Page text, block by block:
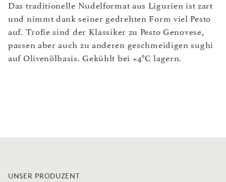
Das traditionelle Nudelformat aus Ligurien ist zart
und nimmt dank seiner gedrehten Form viel Pesto
auf. Trofie sind der Klassiker zu Pesto Genovese,
passen aber auch zu anderen geschmeidigen sughi
auf Olivenölbasis. Gekühlt bei +4°C lagern.
UNSER PRODUZENT